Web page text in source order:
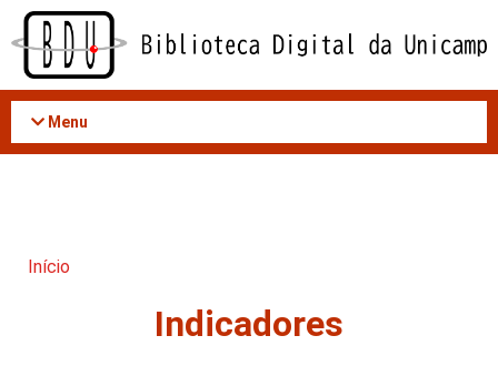
Acessar
conteúdo
Menu
Início
Indicadores